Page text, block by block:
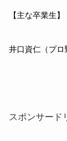
【主な卒業生】
井口資仁（プロ
スポンサード